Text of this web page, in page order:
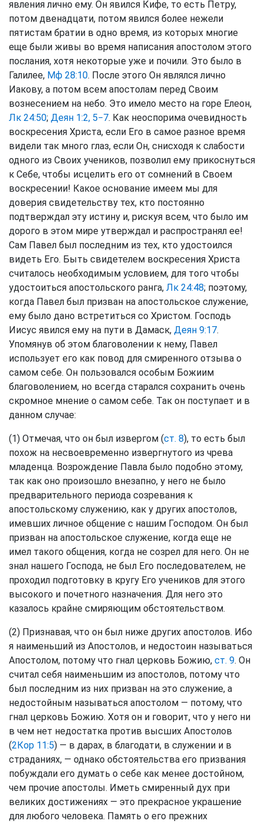
явления лично ему. Он явился Кифе, то есть Петру,
потом двенадцати, потом явился более нежели
пятистам братии в одно время, из которых многие
еще были живы во время написания апостолом этого
послания, хотя некоторые уже и почили. Это было в
Галилее, Мф 28:10. После этого Он являлся лично
Иакову, а потом всем апостолам перед Своим
вознесением на небо. Это имело место на горе Елеон,
Лк 24:50; Деян 1:2, 5−7. Как неоспорима очевидность
воскресения Христа, если Его в самое разное время
видели так много глаз, если Он, снисходя к слабости
одного из Своих учеников, позволил ему прикоснуться
к Себе, чтобы исцелить его от сомнений в Своем
воскресении! Какое основание имеем мы для
доверия свидетельству тех, кто постоянно
подтверждал эту истину и, рискуя всем, что было им
дорого в этом мире утверждал и распространял ее!
Сам Павел был последним из тех, кто удостоился
видеть Его. Быть свидетелем воскресения Христа
считалось необходимым условием, для того чтобы
удостоиться апостольского ранга, Лк 24:48; поэтому,
когда Павел был призван на апостольское служение,
ему было дано встретиться со Христом. Господь
Иисус явился ему на пути в Дамаск, Деян 9:17.
Упомянув об этом благоволении к нему, Павел
использует его как повод для смиренного отзыва о
самом себе. Он пользовался особым Божиим
благоволением, но всегда старался сохранить очень
скромное мнение о самом себе. Так он поступает и в
данном случае:
(1) Отмечая, что он был извергом (ст. 8), то есть был
похож на несвоевременно извергнутого из чрева
младенца. Возрождение Павла было подобно этому,
так как оно произошло внезапно, у него не было
предварительного периода созревания к
апостольскому служению, как у других апостолов,
имевших личное общение с нашим Господом. Он был
призван на апостольское служение, когда еще не
имел такого общения, когда не созрел для него. Он не
знал нашего Господа, не был Его последователем, не
проходил подготовку в кругу Его учеников для этого
высокого и почетного назначения. Для него это
казалось крайне смиряющим обстоятельством.
(2) Признавая, что он был ниже других апостолов. Ибо
я наименьший из Апостолов, и недостоин называться
Апостолом, потому что гнал церковь Божию, ст. 9. Он
считал себя наименьшим из апостолов, потому что
был последним из них призван на это служение, а
недостойным называться апостолом — потому, что
гнал церковь Божию. Хотя он и говорит, что у него ни
в чем нет недостатка против высших Апостолов
(2Кор 11:5) — в дарах, в благодати, в служении и в
страданиях, — однако обстоятельства его призвания
побуждали его думать о себе как менее достойном,
чем прочие апостолы. Иметь смиренный дух при
великих достижениях — это прекрасное украшение
для любого человека. Память о его прежних